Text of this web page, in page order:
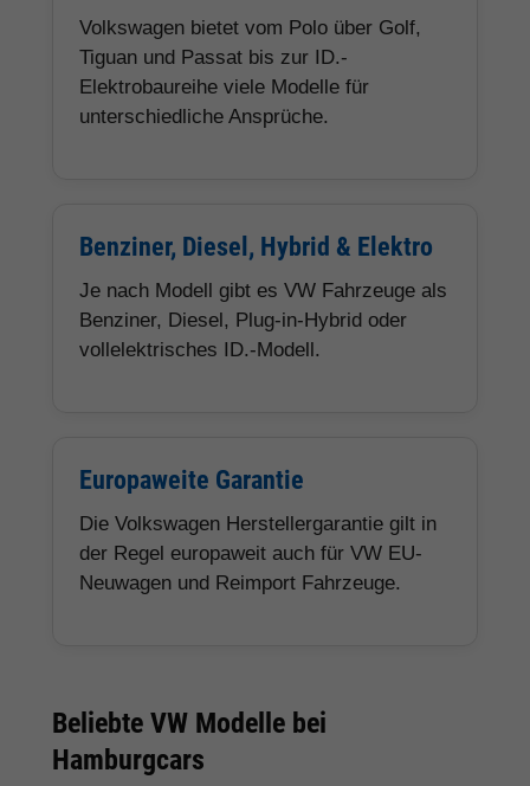
Volkswagen bietet vom Polo über Golf,
Tiguan und Passat bis zur ID.-
Elektrobaureihe viele Modelle für
unterschiedliche Ansprüche.
Benziner, Diesel, Hybrid & Elektro
Je nach Modell gibt es VW Fahrzeuge als
Benziner, Diesel, Plug-in-Hybrid oder
vollelektrisches ID.-Modell.
Europaweite Garantie
Die Volkswagen Herstellergarantie gilt in
der Regel europaweit auch für VW EU-
Neuwagen und Reimport Fahrzeuge.
Beliebte VW Modelle bei
Hamburgcars